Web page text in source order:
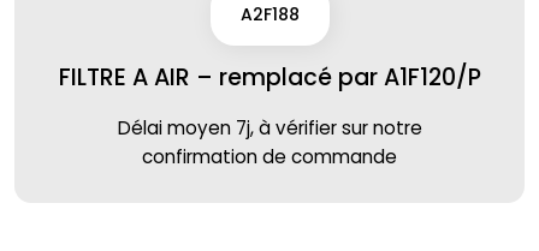
A2F188
FILTRE A AIR – remplacé par A1F120/P
Délai moyen 7j, à vérifier sur notre
confirmation de commande